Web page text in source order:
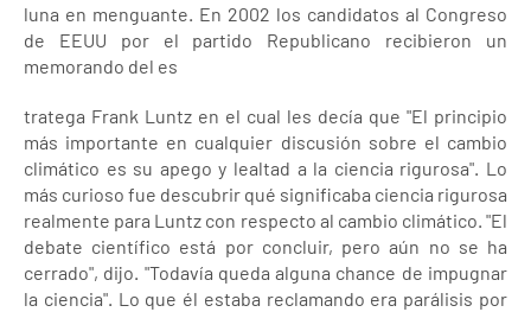
luna en menguante. En 2002 los candidatos al Congreso
de EEUU por el partido Republicano recibieron un
memorando del es
tratega Frank Luntz en el cual les decía que "El principio
más importante en cualquier discusión sobre el cambio
climático es su apego y lealtad a la ciencia rigurosa". Lo
más curioso fue descubrir qué significaba ciencia rigurosa
realmente para Luntz con respecto al cambio climático. "El
debate científico está por concluir, pero aún no se ha
cerrado", dijo. "Todavía queda alguna chance de impugnar
la ciencia". Lo que él estaba reclamando era parálisis por